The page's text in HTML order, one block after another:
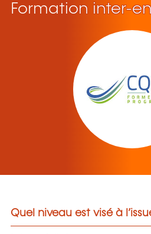
Formation inter-
Quel niveau est visé à